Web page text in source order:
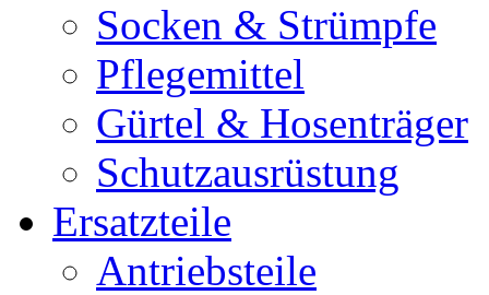
Socken & Strümpfe
Pflegemittel
Gürtel & Hosenträger
Schutzausrüstung
Ersatzteile
Antriebsteile